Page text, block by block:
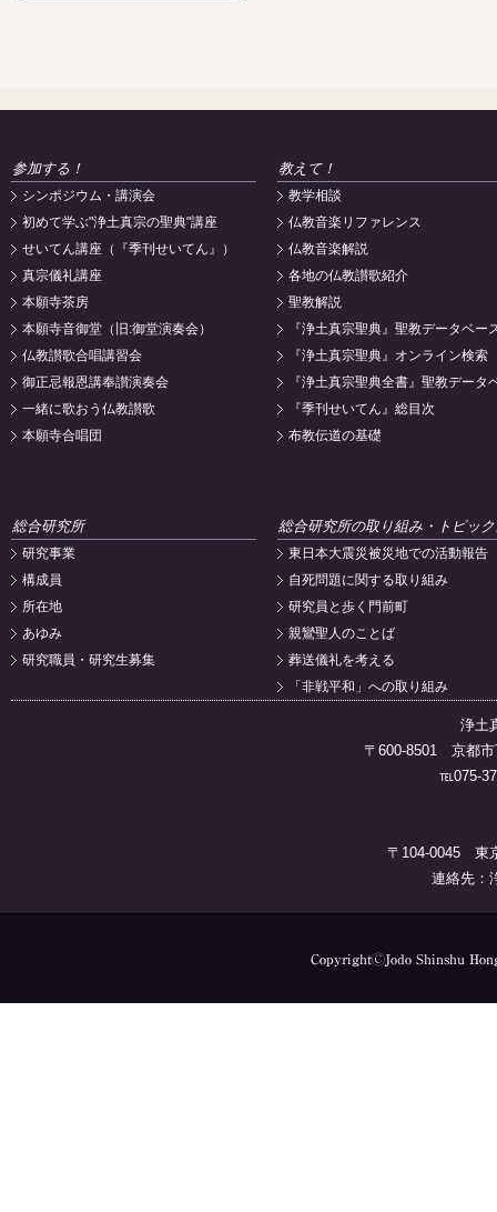
参加する！
シンポジウム・講演会
初めて学ぶ"浄土真宗の聖典"講座
せいてん講座（『季刊せいてん』）
真宗儀礼講座
本願寺茶房
本願寺音御堂（旧:御堂演奏会）
仏教讃歌合唱講習会
御正忌報恩講奉讃演奏会
一緒に歌おう仏教讃歌
本願寺合唱団
教えて！
教学相談
仏教音楽リファレンス
仏教音楽解説
各地の仏教讃歌紹介
聖教解説
『浄土真宗聖典』聖教データベー
『浄土真宗聖典』オンライン検索
『浄土真宗聖典全書』聖教データ
『季刊せいてん』総目次
布教伝道の基礎
総合研究所
研究事業
構成員
所在地
あゆみ
研究職員・研究生募集
総合研究所の取り組み・トピッ
東日本大震災被災地での活動報告
自死問題に関する取り組み
研究員と歩く門前町
親鸞聖人のことば
葬送儀礼を考える
「非戦平和」への取り組み
浄土
〒600-8501 京都市
℡075-
〒104-0045 東
連絡先：